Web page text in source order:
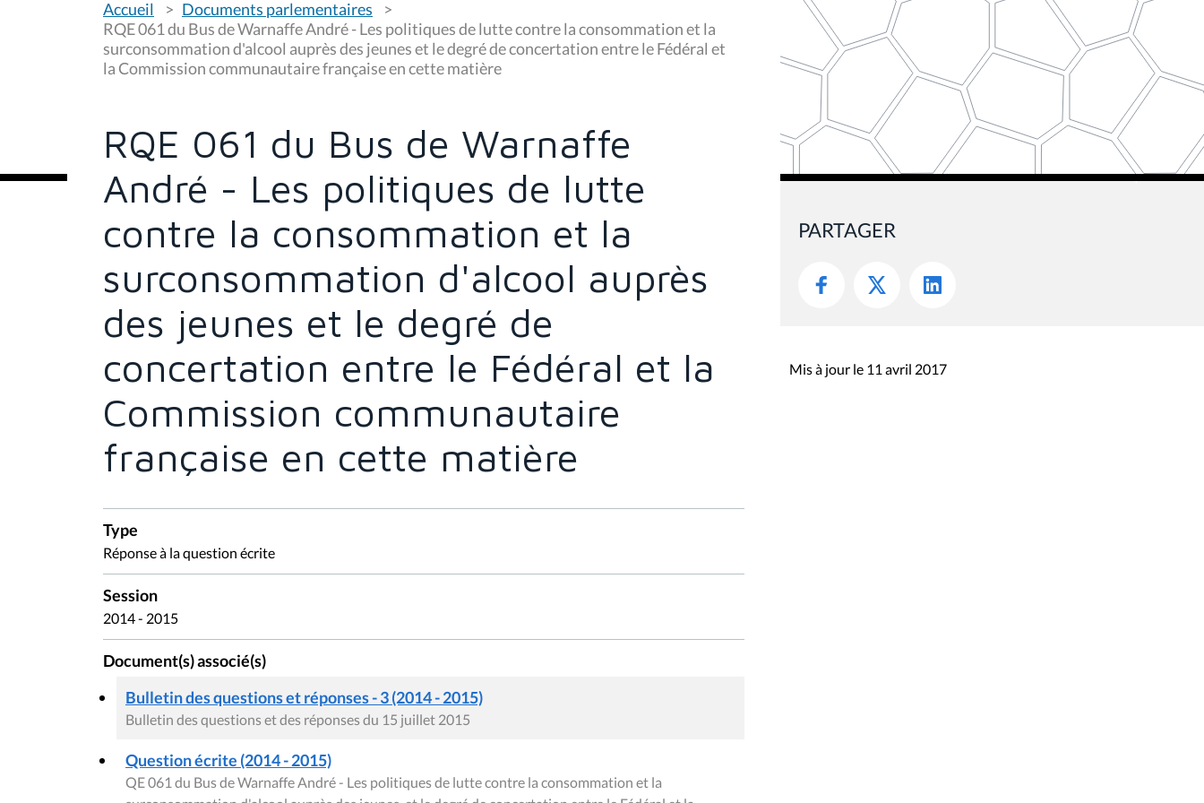
o
u
ê
Accueil
Documents parlementaires
RQE 061 du Bus de Warnaffe André - Les politiques de lutte contre la consommation et la
surconsommation d'alcool auprès des jeunes et le degré de concertation entre le Fédéral et
la Commission communautaire française en cette matière
RQE 061 du Bus de Warnaffe
André - Les politiques de lutte
contre la consommation et la
surconsommation d'alcool auprès
des jeunes et le degré de
concertation entre le Fédéral et la
Commission communautaire
française en cette matière
Type
Réponse à la question écrite
Session
2014 - 2015
Document(s) associé(s)
Bulletin des questions et réponses - 3 (2014 - 2015)
Bulletin des questions et des réponses du 15 juillet 2015
Question écrite (2014 - 2015)
QE 061 du Bus de Warnaffe André - Les politiques de lutte contre la consommation et la
PARTAGER
Mis à jour le 11 avril 2017